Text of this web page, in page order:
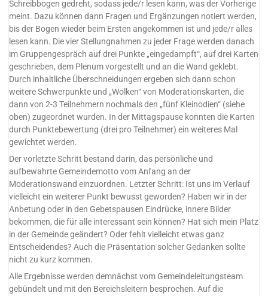
Schreibbogen gedreht, sodass jede/r lesen kann, was der Vorherige
meint. Dazu können dann Fragen und Ergänzungen notiert werden,
bis der Bogen wieder beim Ersten angekommen ist und jede/r alles
lesen kann. Die vier Stellungnahmen zu jeder Frage werden danach
im Gruppengespräch auf drei Punkte „eingedampft“, auf drei Karten
geschrieben, dem Plenum vorgestellt und an die Wand geklebt.
Durch inhaltliche Überschneidungen ergeben sich dann schon
weitere Schwerpunkte und „Wolken“ von Moderationskarten, die
dann von 2-3 Teilnehmern nochmals den „fünf Kleinodien“ (siehe
oben) zugeordnet wurden. In der Mittagspause konnten die Karten
durch Punktebewertung (drei pro Teilnehmer) ein weiteres Mal
gewichtet werden.
Der vorletzte Schritt bestand darin, das persönliche und
aufbewahrte Gemeindemotto vom Anfang an der
Moderationswand einzuordnen. Letzter Schritt: Ist uns im Verlauf
vielleicht ein weiterer Punkt bewusst geworden? Haben wir in der
Anbetung oder in den Gebetspausen Eindrücke, innere Bilder
bekommen, die für alle interessant sein können? Hat sich mein Platz
in der Gemeinde geändert? Oder fehlt vielleicht etwas ganz
Entscheidendes? Auch die Präsentation solcher Gedanken sollte
nicht zu kurz kommen.
Alle Ergebnisse werden demnächst vom Gemeindeleitungsteam
gebündelt und mit den Bereichsleitern besprochen. Auf die